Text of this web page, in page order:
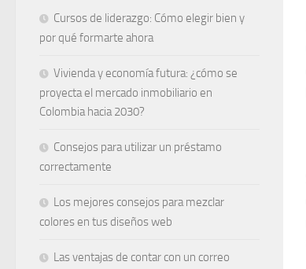
Cursos de liderazgo: Cómo elegir bien y
por qué formarte ahora
Vivienda y economía futura: ¿cómo se
proyecta el mercado inmobiliario en
Colombia hacia 2030?
Consejos para utilizar un préstamo
correctamente
Los mejores consejos para mezclar
colores en tus diseños web
Las ventajas de contar con un correo